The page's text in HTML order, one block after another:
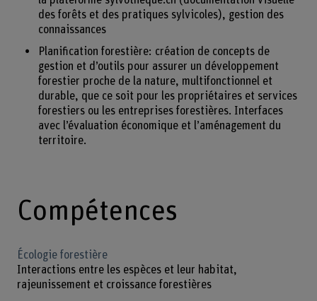
des forêts et des pratiques sylvicoles), gestion des
connaissances
Planification forestière: création de concepts de
gestion et d’outils pour assurer un développement
forestier proche de la nature, multifonctionnel et
durable, que ce soit pour les propriétaires et services
forestiers ou les entreprises forestières. Interfaces
avec l’évaluation économique et l’aménagement du
territoire.
Compétences
Écologie forestière
Interactions entre les espèces et leur habitat,
rajeunissement et croissance forestières